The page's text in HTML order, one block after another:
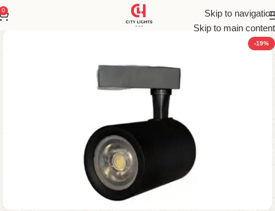
Skip to navigation
Skip to main content
0
-19%